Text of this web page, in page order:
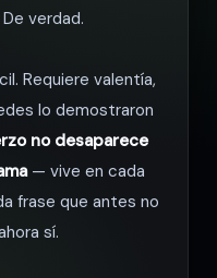
De verdad.
Requiere valentía,
lo demostraron
no desaparece
— vive en cada
frase que antes no
sí.